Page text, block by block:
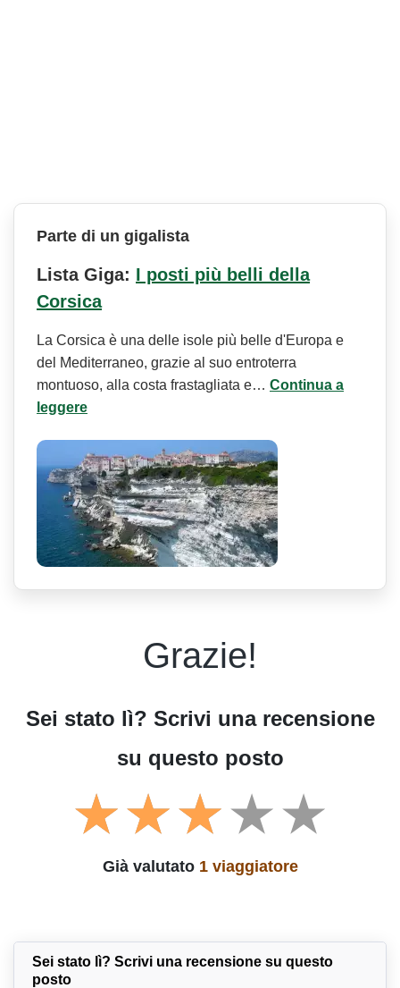
Parte di un gigalista
Lista Giga: I posti più belli della
Corsica
La Corsica è una delle isole più belle d'Europa e
del Mediterraneo, grazie al suo entroterra
montuoso, alla costa frastagliata e… Continua a
leggere
Grazie!
Sei stato lì? Scrivi una recensione
su questo posto
Già valutato 1 viaggiatore
Sei stato lì? Scrivi una recensione su questo
posto